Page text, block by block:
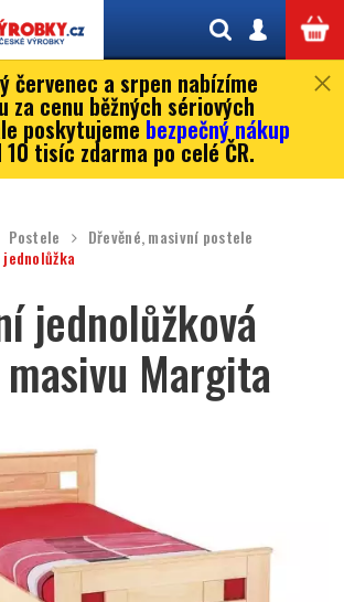
červenec a srpen nabízíme
za cenu běžných sériových
poskytujeme bezpečný nákup
10 tisíc zdarma po celé ČR.
Postele
Dřevěné, masivní postele
jednolůžková
Margita